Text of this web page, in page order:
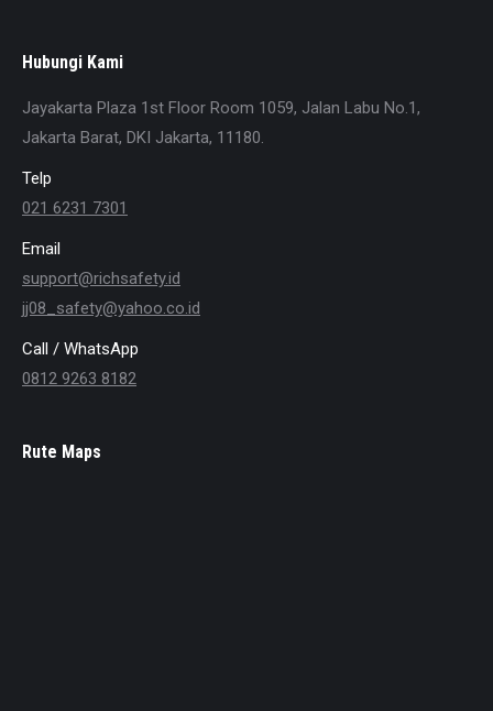
Hubungi Kami
Jayakarta Plaza 1st Floor Room 1059, Jalan Labu No.1,
Jakarta Barat, DKI Jakarta, 11180.
Telp
021 6231 7301
Email
support@richsafety.id
jj08_safety@yahoo.co.id
Call / WhatsApp
0812 9263 8182
Rute Maps